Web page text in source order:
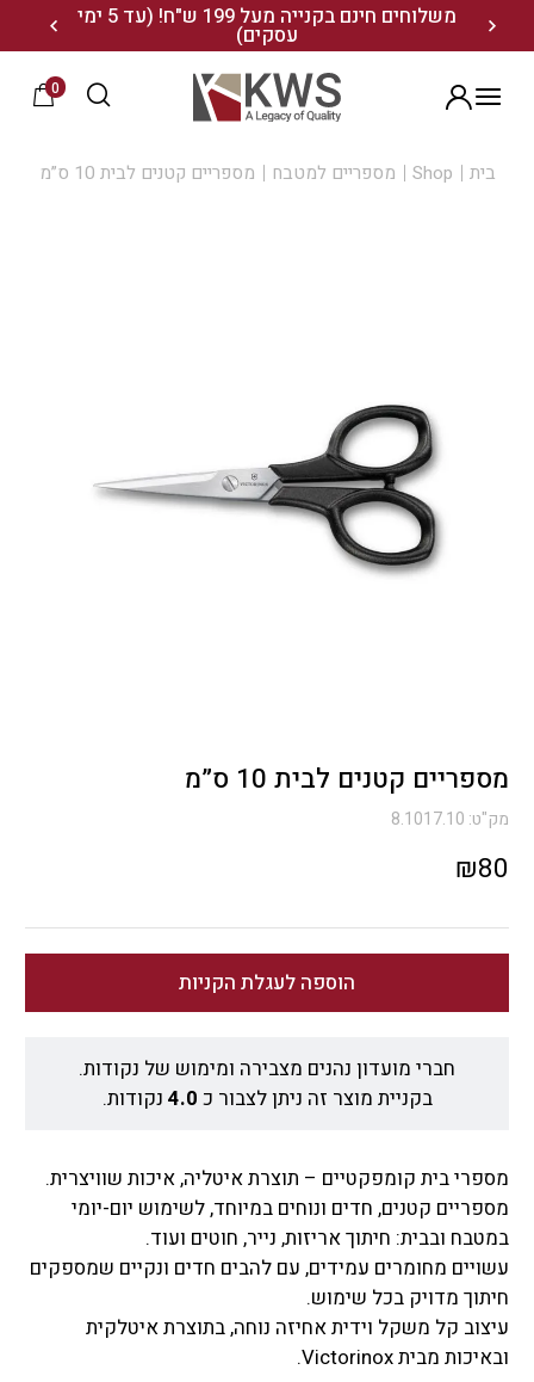
משלוחים חינם בקנייה מעל 199 ש"ח! (עד 5 ימי
עסקים) 20% הנחה על מגוון התיקים השוויצריים לחצו כאן>>
0
בית Shop מספריים למטבח מספריים קטנים לבית 10 ס”מ
מספריים קטנים לבית 10 ס”מ
מק"ט: 8.1017.10
₪80
הוספה לעגלת הקניות
חברי מועדון נהנים מצבירה ומימוש של נקודות.
בקניית מוצר זה ניתן לצבור כ 4.0 נקודות.
מספרי בית קומפקטיים – תוצרת איטליה, איכות שוויצרית.
מספריים קטנים, חדים ונוחים במיוחד, לשימוש יום-יומי
במטבח ובבית: חיתוך אריזות, נייר, חוטים ועוד.
עשויים מחומרים עמידים, עם להבים חדים ונקיים שמספקים
חיתוך מדויק בכל שימוש.
עיצוב קל משקל וידית אחיזה נוחה, בתוצרת איטלקית
ובאיכות מבית Victorinox.